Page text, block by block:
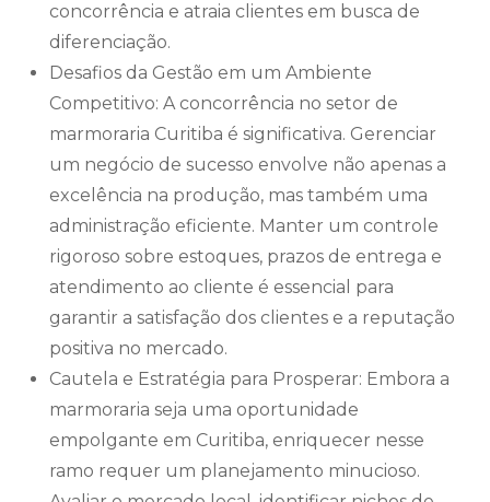
concorrência e atraia clientes em busca de
diferenciação.
Desafios da Gestão em um Ambiente
Competitivo: A concorrência no setor de
marmoraria Curitiba é significativa. Gerenciar
um negócio de sucesso envolve não apenas a
excelência na produção, mas também uma
administração eficiente. Manter um controle
rigoroso sobre estoques, prazos de entrega e
atendimento ao cliente é essencial para
garantir a satisfação dos clientes e a reputação
positiva no mercado.
Cautela e Estratégia para Prosperar: Embora a
marmoraria seja uma oportunidade
empolgante em Curitiba, enriquecer nesse
ramo requer um planejamento minucioso.